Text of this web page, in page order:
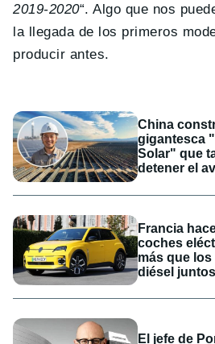
2019-2020“. Algo que nos
la llegada de los primeros
producir antes.
China
gigantesca
Solar" que
detener el
Francia
coches
más que los
diésel juntos
El jefe de